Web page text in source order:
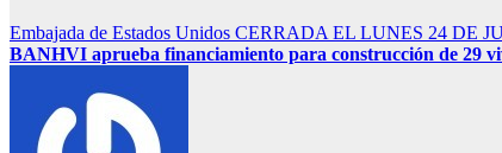
Embajada de Estados Unidos CERRADA EL LUNES 24 DE
BANHVI aprueba financiamiento para construcción de 29